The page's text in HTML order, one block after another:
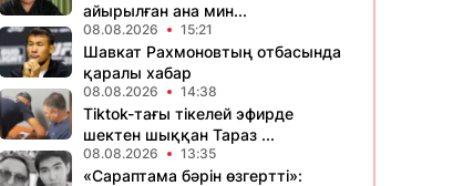
айырылған ана мин...
08.08.2026 15:21
Шавкат Рахмоновтың отбасында
қаралы хабар
08.08.2026 14:38
Tiktok-тағы тікелей эфирде
шектен шыққан Тараз ...
08.08.2026 13:35
«Сараптама бәрін өзгертті»: